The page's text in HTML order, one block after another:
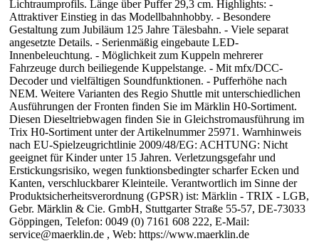
Lichtraumprofils. Länge über Puffer 29,3 cm. Highlights: -
Attraktiver Einstieg in das Modellbahnhobby. - Besondere
Gestaltung zum Jubiläum 125 Jahre Tälesbahn. - Viele separat
angesetzte Details. - Serienmäßig eingebaute LED-
Innenbeleuchtung. - Möglichkeit zum Kuppeln mehrerer
Fahrzeuge durch beiliegende Kuppelstange. - Mit mfx/DCC-
Decoder und vielfältigen Soundfunktionen. - Pufferhöhe nach
NEM. Weitere Varianten des Regio Shuttle mit unterschiedlichen
Ausführungen der Fronten finden Sie im Märklin H0-Sortiment.
Diesen Dieseltriebwagen finden Sie in Gleichstromausführung im
Trix H0-Sortiment unter der Artikelnummer 25971. Warnhinweis
nach EU-Spielzeugrichtlinie 2009/48/EG: ACHTUNG: Nicht
geeignet für Kinder unter 15 Jahren. Verletzungsgefahr und
Erstickungsrisiko, wegen funktionsbedingter scharfer Ecken und
Kanten, verschluckbarer Kleinteile. Verantwortlich im Sinne der
Produktsicherheitsverordnung (GPSR) ist: Märklin - TRIX - LGB,
Gebr. Märklin & Cie. GmbH, Stuttgarter Straße 55-57, DE-73033
Göppingen, Telefon: 0049 (0) 7161 608 222, E-Mail:
service@maerklin.de , Web: https://www.maerklin.de